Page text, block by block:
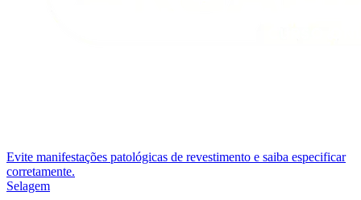
Evite manifestações patológicas de revestimento e saiba especificar
corretamente.
Selagem